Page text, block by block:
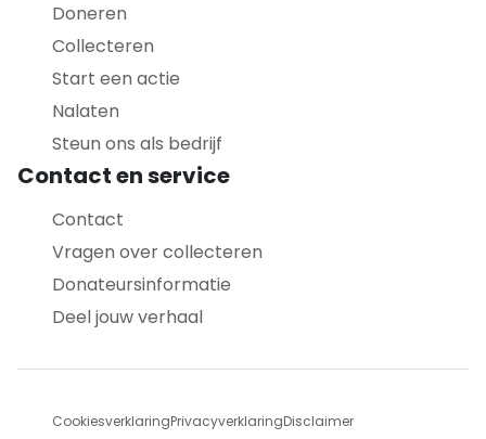
Doneren
Collecteren
Start een actie
Nalaten
Steun ons als bedrijf
Contact en service
Contact
Vragen over collecteren
Donateursinformatie
Deel jouw verhaal
CookiesverklaringPrivacyverklaringDisclaimer